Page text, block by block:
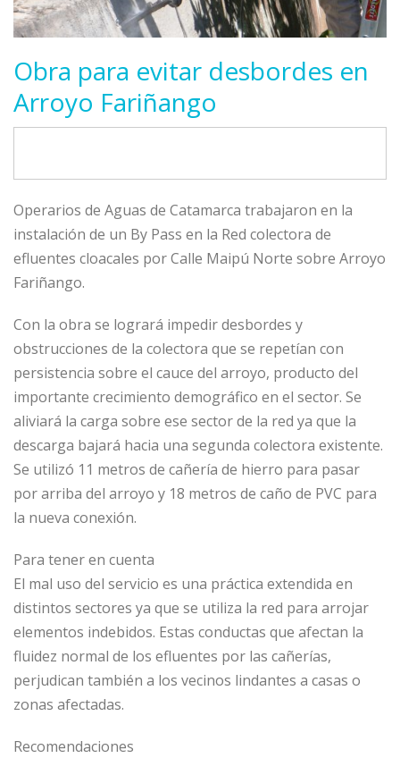
Obra para evitar desbordes en
Arroyo Fariñango
Operarios de Aguas de Catamarca trabajaron en la
instalación de un By Pass en la Red colectora de
efluentes cloacales por Calle Maipú Norte sobre Arroyo
Fariñango.
Con la obra se logrará impedir desbordes y
obstrucciones de la colectora que se repetían con
persistencia sobre el cauce del arroyo, producto del
importante crecimiento demográfico en el sector. Se
aliviará la carga sobre ese sector de la red ya que la
descarga bajará hacia una segunda colectora existente.
Se utilizó 11 metros de cañería de hierro para pasar
por arriba del arroyo y 18 metros de caño de PVC para
la nueva conexión.
Para tener en cuenta
El mal uso del servicio es una práctica extendida en
distintos sectores ya que se utiliza la red para arrojar
elementos indebidos. Estas conductas que afectan la
fluidez normal de los efluentes por las cañerías,
perjudican también a los vecinos lindantes a casas o
zonas afectadas.
Recomendaciones